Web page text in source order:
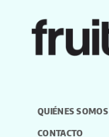
QUIÉNES SOMOS
CONTACTO